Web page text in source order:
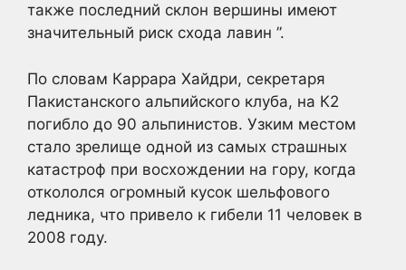
также последний склон вершины имеют
значительный риск схода лавин ”.
По словам Каррара Хайдри, секретаря
Пакистанского альпийского клуба, на К2
погибло до 90 альпинистов. Узким местом
стало зрелище одной из самых страшных
катастроф при восхождении на гору, когда
откололся огромный кусок шельфового
ледника, что привело к гибели 11 человек в
2008 году.